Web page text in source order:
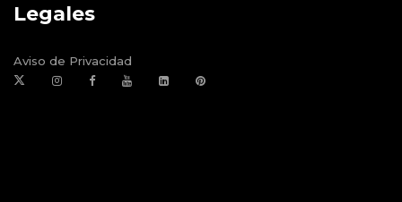
Legales
Aviso de Privacidad